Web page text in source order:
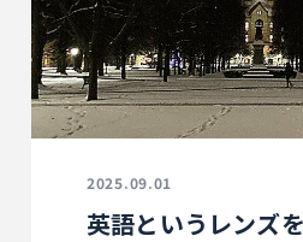
2025.09.01
英語というレンズ